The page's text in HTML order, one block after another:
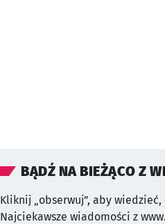
BĄDŹ NA BIEŻĄCO Z
Kliknij „obserwuj”, aby
Najciekawsze wiadomości z